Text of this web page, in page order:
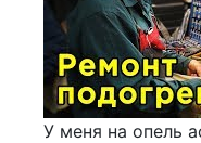
У меня на опель